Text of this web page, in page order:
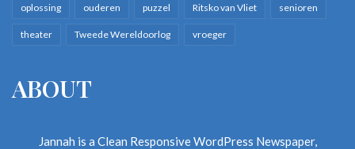
oplossing ouderen puzzel Ritsko van Vliet senioren
theater Tweede Wereldoorlog vroeger
ABOUT
Jannah is a Clean Responsive WordPress Newspaper,